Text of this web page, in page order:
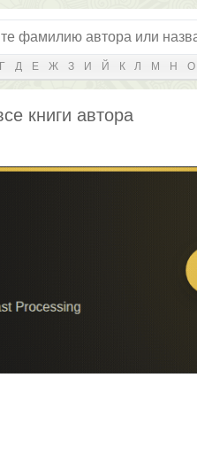
Г Д Е Ж З И Й К Л М Н О
книги автора